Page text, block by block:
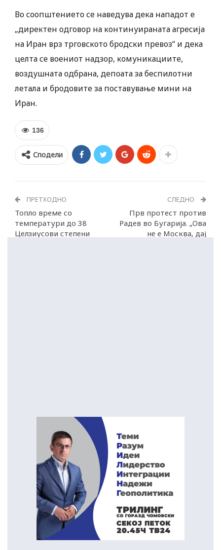
Во соопштението се наведува дека нападот е
„директен одговор на континуираната агресија
на Иран врз трговското бродски превоз“ и дека
целта се воениот надзор, комуникациите,
воздушната одбрана, депоата за беспилотни
летала и бродовите за поставување мини на
Иран.
136
Сподели
ПРЕТХОДНО
Топло време со
температури до 38
Целзиусови степени
СЛЕДНО
Прв протест против
Радев во Бугарија. „Ова
не е Москва, дај